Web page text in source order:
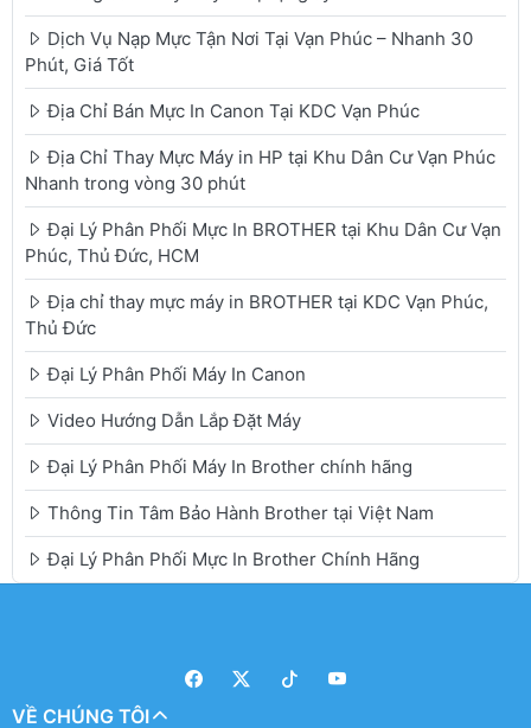
Dịch Vụ Nạp Mực Tận Nơi Tại Vạn Phúc – Nhanh 30
Phút, Giá Tốt
Địa Chỉ Bán Mực In Canon Tại KDC Vạn Phúc
Địa Chỉ Thay Mực Máy in HP tại Khu Dân Cư Vạn Phúc
Nhanh trong vòng 30 phút
Đại Lý Phân Phối Mực In BROTHER tại Khu Dân Cư Vạn
Phúc, Thủ Đức, HCM
Địa chỉ thay mực máy in BROTHER tại KDC Vạn Phúc,
Thủ Đức
Đại Lý Phân Phối Máy In Canon
Video Hướng Dẫn Lắp Đặt Máy
Đại Lý Phân Phối Máy In Brother chính hãng
Thông Tin Tâm Bảo Hành Brother tại Việt Nam
Đại Lý Phân Phối Mực In Brother Chính Hãng
VỀ CHÚNG TÔI